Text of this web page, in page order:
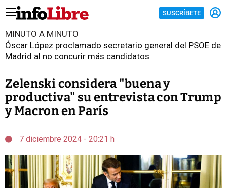
SUSCRÍBETE
MINUTO A MINUTO
Óscar López proclamado secretario general del PSOE de
Madrid al no concurir más candidatos
Zelenski considera "buena y
productiva" su entrevista con Trump
y Macron en París
7 diciembre 2024 - 20:21 h